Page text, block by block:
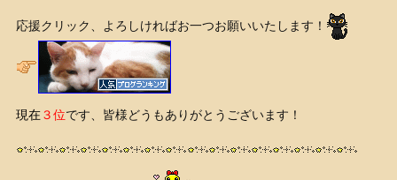
応援クリック、よろしければお一つお願いいたします！
現在３位です、皆様どうもありがとうございます！